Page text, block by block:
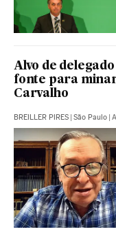
Alvo de
fonte para
Carvalho
BREILLER PIRES São Paulo